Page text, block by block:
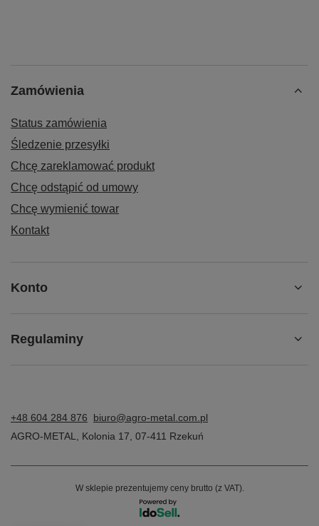
Zamówienia
Status zamówienia
Śledzenie przesyłki
Chcę zareklamować produkt
Chcę odstąpić od umowy
Chcę wymienić towar
Kontakt
Konto
Regulaminy
+48 604 284 876
biuro@agro-metal.com.pl
AGRO-METAL
Kolonia 17 07-411 Rzekuń
W sklepie prezentujemy ceny brutto (z VAT).